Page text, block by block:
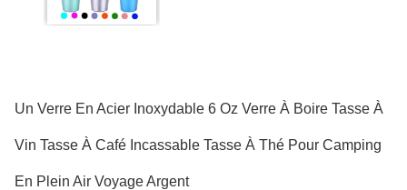
Un Verre En Acier Inoxydable 6 Oz Verre À Boire Tasse À
Vin Tasse À Café Incassable Tasse À Thé Pour Camping
En Plein Air Voyage Argent